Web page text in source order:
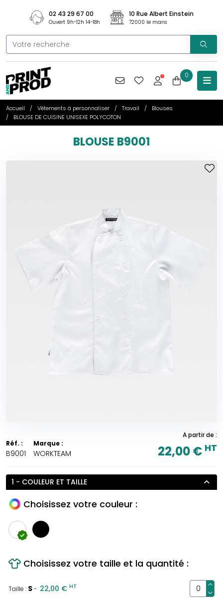
02 43 29 67 00
Ouvert 9h-12h 14-18h
10 Rue Albert Einstein
72000 le mans
0
Accueil Vêtements à personnaliser Travail
Blouses
BLOUSE DE CUISINE UNISEXE POLYCOTON
BLOUSE B9001
Réf. :
B9001
Marque :
WORKTEAM
A partir de :
22,00 € HT
1 - COULEUR ET TAILLE
Choisissez votre couleur :
Choisissez votre taille et la quantité :
Taille : S- 22,00 € HT